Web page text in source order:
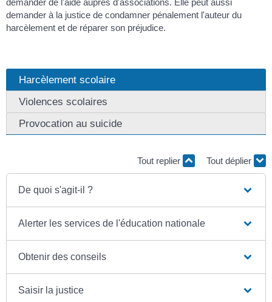
demander de l'aide auprès d'associations. Elle peut aussi
demander à la justice de condamner pénalement l'auteur du
harcèlement et de réparer son préjudice.
Harcèlement scolaire
Violences scolaires
Provocation au suicide
Tout replier Tout déplier
De quoi s'agit-il ?
Alerter les services de l'éducation nationale
Obtenir des conseils
Saisir la justice